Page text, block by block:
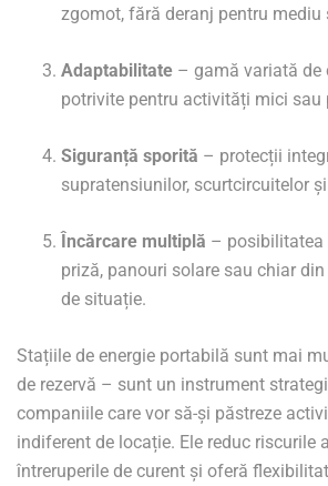
zgomot, fără deranj pentru mediu
Adaptabilitate – gamă variată de
potrivite pentru activități mici sau
Siguranță sporită – protecții
supratensiunilor, scurtcircuitelor
Încărcare multiplă – posibilitatea
priză, panouri solare sau chiar
de situație.
Stațiile de energie portabilă sunt mai
de rezervă – sunt un instrument
companiile care vor să-și păstreze
indiferent de locație. Ele reduc riscurile
întreruperile de curent și oferă